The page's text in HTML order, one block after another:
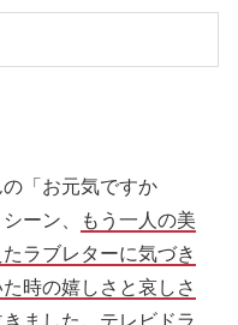
「お元気ですか
ーン、
もう一人の美
ラブレターに気づき
時の嬉しさと哀しさ
ました。 テレビドラ